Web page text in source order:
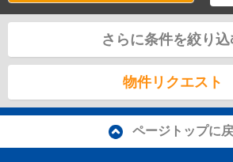
さらに条件を絞り込
物件リクエスト
ページトップに